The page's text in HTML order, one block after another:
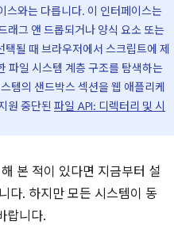
스와는 다릅니다. 이 인터페이스는
래그 앤 드롭되거나 양식 요소 또는
될 때 브라우저에서 스크립트에 제
파일 시스템 계층 구조를 탐색하는
템의 샌드박스 섹션을 웹 애플리케
원 중단된 파일 API: 디렉터리 및 시
본 적이 있다면 지금부터 설
다. 하지만 모든 시스템이 동
랍니다.